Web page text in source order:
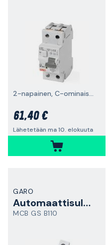
2-napainen, C-ominaisuus
61,40 €
Lähetetään ma 10. elokuuta
GARO
Automaattisulake
MCB GS B110